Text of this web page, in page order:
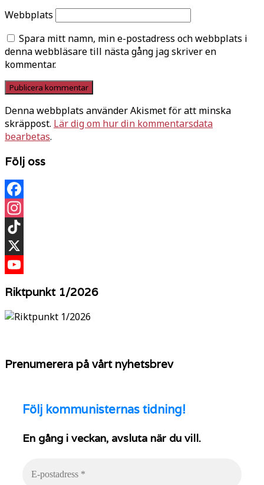
Webbplats
Spara mitt namn, min e-postadress och webbplats i
denna webbläsare till nästa gång jag skriver en
kommentar.
Denna webbplats använder Akismet för att minska
skräppost. Lär dig om hur din kommentarsdata
bearbetas.
Följ oss
Facebook
Instagram
TikTok
X
Riktpunkt 1/2026
Prenumerera på vårt nyhetsbrev
Följ kommunisternas tidning!
En gång i veckan, avsluta när du vill.